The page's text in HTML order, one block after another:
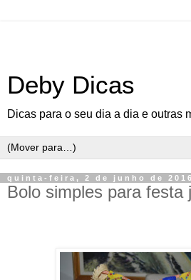
Deby Dicas
Dicas para o seu dia a dia e outras
quinta-feira, 2 de junho de 2016
Bolo simples para festa